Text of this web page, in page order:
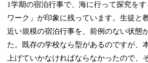
1学期の宿泊行事で、海に行って探究を
ワーク」が印象に残っています。生徒と
近い規模の宿泊行事を、前例のない状態
た。既存の学校なら型があるのですが、
上げていかなければならなかったので、